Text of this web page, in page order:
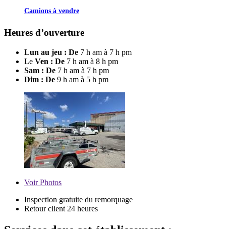
Camions à vendre
Heures d’ouverture
Lun au jeu : De 7 h am à 7 h pm
Le Ven : De 7 h am à 8 h pm
Sam : De 7 h am à 7 h pm
Dim : De 9 h am à 5 h pm
VoirPhotos
Inspection gratuite du remorquage
Retour client 24 heures